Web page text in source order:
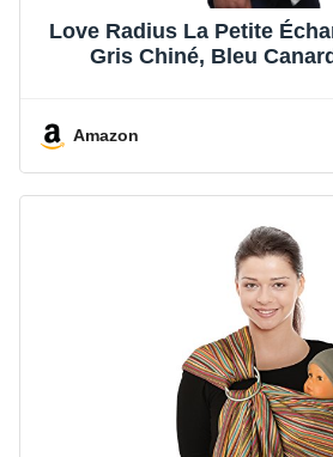
Love Radius La Petite
Gris Chiné, Bleu
Amazon